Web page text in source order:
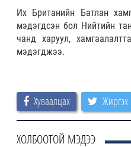
Их Британийн Батлан
мэдэгдсэн бол Нийтийн
чанд харуул,
мэдэгджээ.
Хуваалцах Жиргэх
ХОЛБООТОЙ МЭДЭЭ